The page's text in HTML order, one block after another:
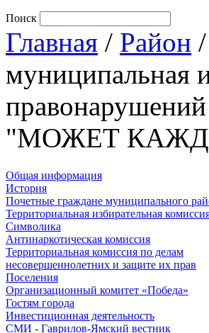
Поиск
Главная / Район /
муниципальная
"МОЖЕТ
Общая информация
История
Почетные граждане муниципального
Территориальная избирательная
Символика
Антинаркотическая комиссия
Территориальная комиссия по делам
несовершеннолетних и защите их прав
Поселения
Организационный комитет «Победа»
Гостям города
Инвестиционная деятельность
СМИ - Гаврилов-Ямский вестник